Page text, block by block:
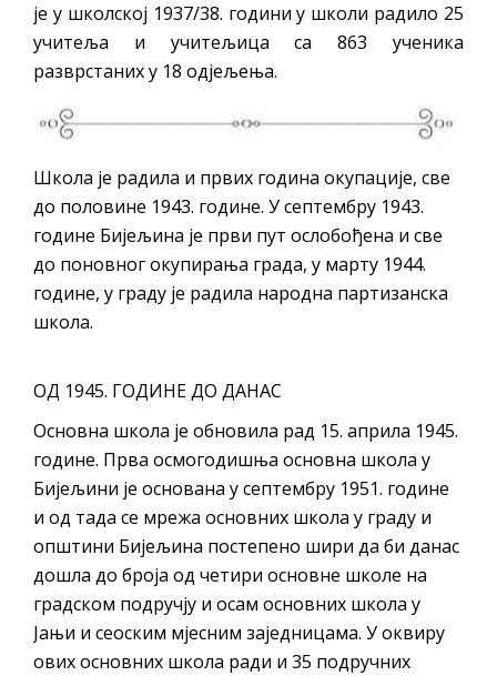
је у школској 1937/38. години у школи радило 25
учитеља и учитељица са 863 ученика
разврстаних у 18 одјељења.
Школа је радила и првих година окупације, све
до половине 1943. године. У септембру 1943.
године Бијељина је први пут ослобођена и све
до поновног окупирања града, у марту 1944.
године, у граду је радила народна партизанска
школа.
ОД 1945. ГОДИНЕ ДО ДАНАС
Основна школа је обновила рад 15. априла 1945.
године. Прва осмогодишња основна школа у
Бијељини је основана у септембру 1951. године
и од тада се мрежа основних школа у граду и
општини Бијељина постепено шири да би данас
дошла до броја од четири основне школе на
градском подручју и осам основних школа у
Јањи и сеоским мјесним заједницама. У оквиру
ових основних школа ради и 35 подручних